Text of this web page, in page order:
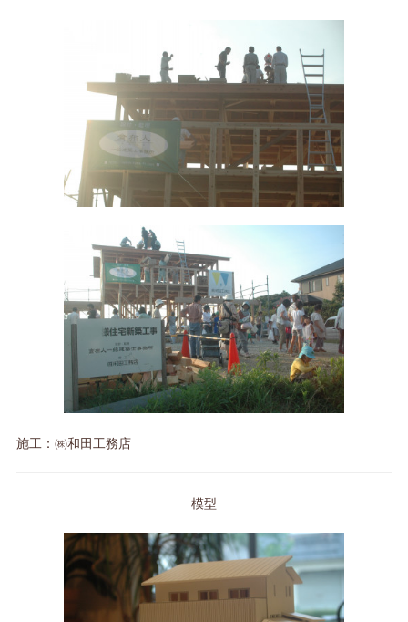
施工：㈱和田工務店
模型